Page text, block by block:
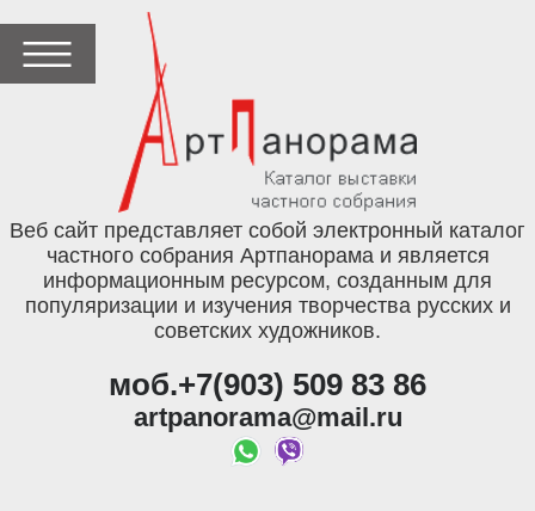
Веб сайт представляет собой электронный каталог
частного собрания Артпанорама и является
информационным ресурсом, созданным для
популяризации и изучения творчества русских и
советских художников.
моб.+7(903) 509 83 86
artpanorama@mail.ru